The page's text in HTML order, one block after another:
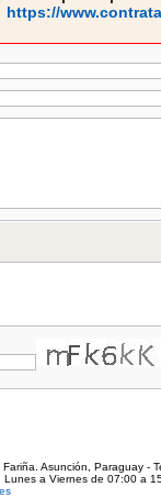
https://
Asunción, Paraguay -
Lunes a Viernes de 07:00 a